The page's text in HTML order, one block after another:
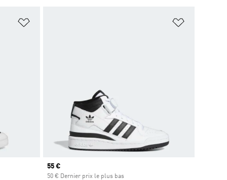
Prix actuel
55 €
50 € Dernier prix le plus bas